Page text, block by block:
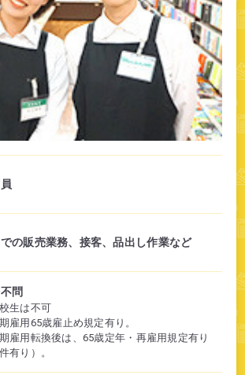
の販売業務、接客、品出し作業など
問
生は不可
雇用65歳雇止め規定有り。
雇用転換後は、65歳定年・再雇用規定有り
有り）。